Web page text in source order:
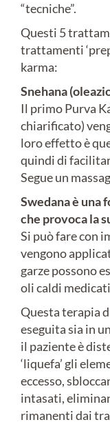
“tecniche”.
Questi 5
trattamenti
karma:
Snehana
Il primo Purva
chiarificato)
loro effetto è
quindi di
Segue un
Swedana è una
che provoca la
Si può fare con
vengono
garze possono
oli caldi
Questa terapia
eseguita sia in
il paziente è
‘liquefa’ gli
eccesso,
intasati,
rimanenti dai